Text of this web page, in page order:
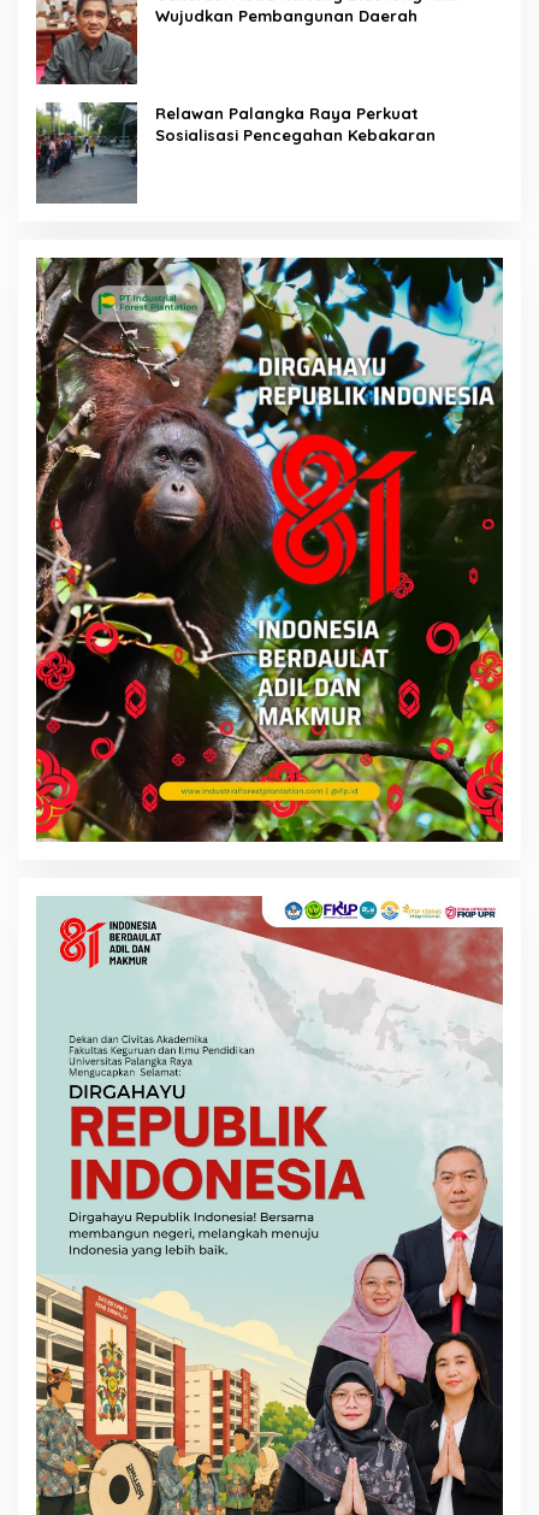
Wujudkan Pembangunan Daerah
Relawan Palangka Raya Perkuat
Sosialisasi Pencegahan Kebakaran